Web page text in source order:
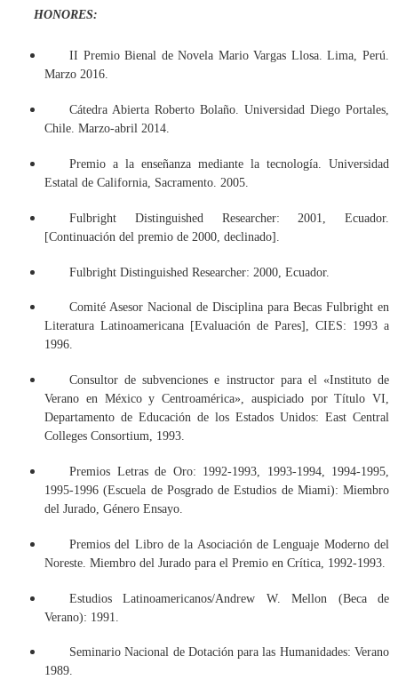
HONORES:
II Premio Bienal de Novela Mario Vargas Llosa. Lima, Perú.
Marzo 2016.
Cátedra Abierta Roberto Bolaño. Universidad Diego Portales,
Chile. Marzo-abril 2014.
Premio a la enseñanza mediante la tecnología. Universidad
Estatal de California, Sacramento. 2005.
Fulbright Distinguished Researcher: 2001, Ecuador.
[Continuación del premio de 2000, declinado].
Fulbright Distinguished Researcher: 2000, Ecuador.
Comité Asesor Nacional de Disciplina para Becas Fulbright en
Literatura Latinoamericana [Evaluación de Pares], CIES: 1993 a
1996.
Consultor de subvenciones e instructor para el «Instituto de
Verano en México y Centroamérica», auspiciado por Título VI,
Departamento de Educación de los Estados Unidos: East Central
Colleges Consortium, 1993.
Premios Letras de Oro: 1992-1993, 1993-1994, 1994-1995,
1995-1996 (Escuela de Posgrado de Estudios de Miami): Miembro
del Jurado, Género Ensayo.
Premios del Libro de la Asociación de Lenguaje Moderno del
Noreste. Miembro del Jurado para el Premio en Crítica, 1992-1993.
Estudios Latinoamericanos/Andrew W. Mellon (Beca de
Verano): 1991.
Seminario Nacional de Dotación para las Humanidades: Verano
1989.